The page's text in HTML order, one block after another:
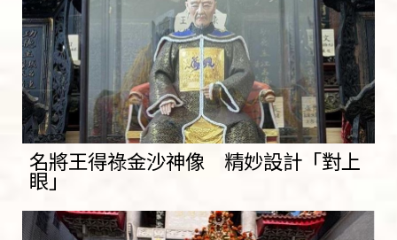
名將王得祿金沙神像 精妙設計「對上
眼」